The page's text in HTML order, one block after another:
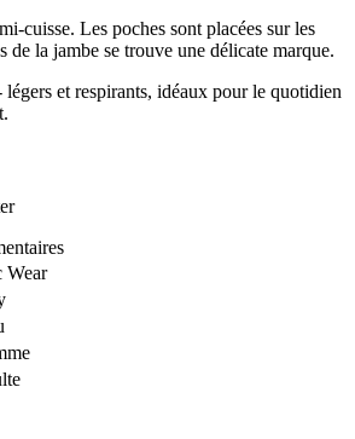
cuisse. Les poches sont placées sur les
de la jambe se trouve une délicate marque.
et respirants, idéaux pour le quotidien
Wear